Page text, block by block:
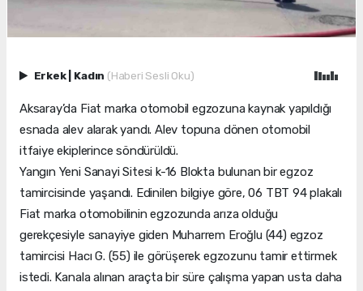
Erkek Kadın (Haberi Sesli Oku)
Aksaray’da Fiat marka otomobil egzozuna kaynak yapıldığı
esnada alev alarak yandı. Alev topuna dönen otomobil
itfaiye ekiplerince söndürüldü.
Yangın Yeni Sanayi Sitesi k-16 Blokta bulunan bir egzoz
tamircisinde yaşandı. Edinilen bilgiye göre, 06 TBT 94 plakalı
Fiat marka otomobilinin egzozunda arıza olduğu
gerekçesiyle sanayiye giden Muharrem Eroğlu (44) egzoz
tamircisi Hacı G. (55) ile görüşerek egzozunu tamir ettirmek
istedi. Kanala alınan araçta bir süre çalışma yapan usta daha